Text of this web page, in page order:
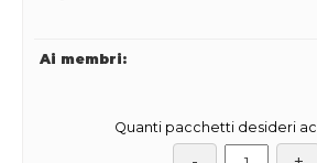
Ogni bustina pari a 45 g contiene 30 g
Contiene Vitamina B12 e Tiamina che
Per garantire la massima qualità, ogni
LGC, laboratorio anti-doping di livello
Ai membri:
Quanti pacchetti desideri